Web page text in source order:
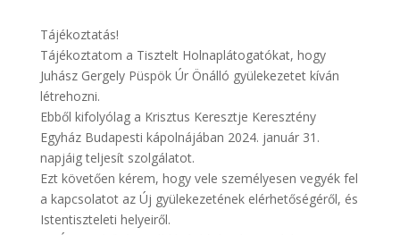
Tájékoztatás!
Tájékoztatom a Tisztelt Holnaplátogatókat, hogy
Juhász Gergely Püspök Úr Önálló gyülekezetet kíván
létrehozni.
Ebből kifolyólag a Krisztus Keresztje Keresztény
Egyház Budapesti kápolnájában 2024. január 31.
napjáig teljesít szolgálatot.
Ezt követően kérem, hogy vele személyesen vegyék fel
a kapcsolatot az Új gyülekezetének elérhetőségéről, és
Istentiszteleti helyeiről.